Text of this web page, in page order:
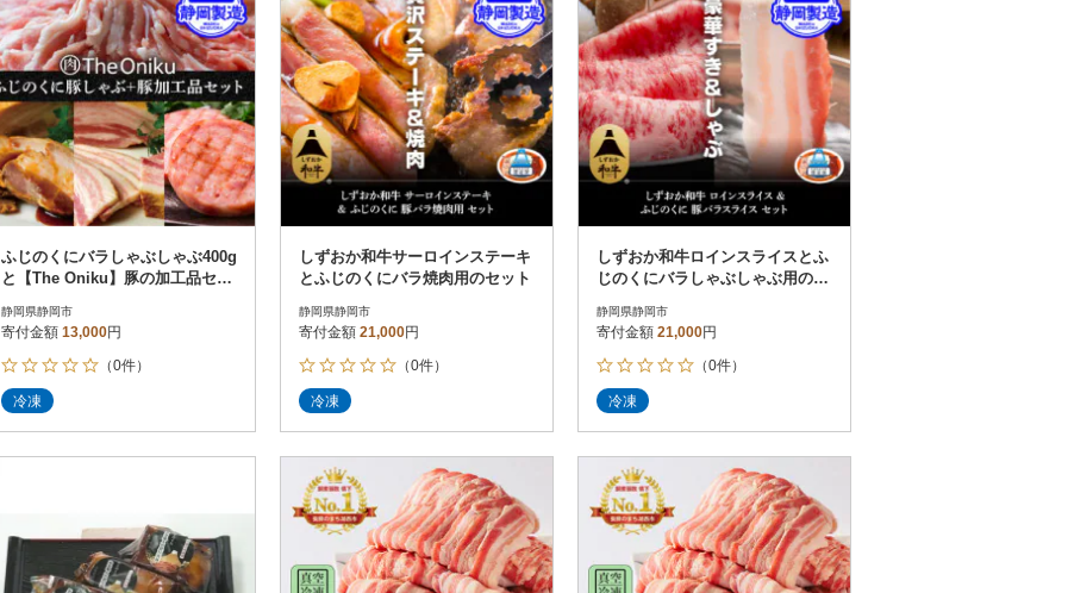
ふじのくにバラしゃぶしゃぶ400g
と【The Oniku】豚の加工品セッ
静岡県静岡市
寄付金額 13,000円
（0件）
冷凍
しずおか和牛サーロインステーキ
とふじのくにバラ焼肉用のセット
静岡県静岡市
寄付金額 21,000円
（0件）
冷凍
しずおか和牛ロインスライスとふ
じのくにバラしゃぶしゃぶ用のセ
静岡県静岡市
寄付金額 21,000円
（0件）
冷凍